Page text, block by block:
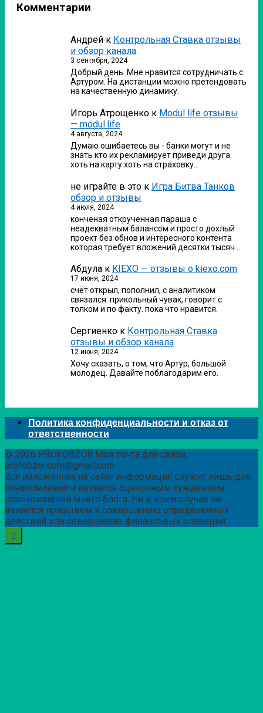
Комментарии
Андрей к Контрольная Ставка отзывы
и обзор канала
3 сентября, 2024
Добрый день. Мне нравится сотрудничать с
Артуром. На дистанции можно претендовать
на качественную динамику.
Игорь Атрощенко к Modul life отзывы
— modul.life
4 августа, 2024
Думаю ошибаетесь вы - банки могут и не
знать кто их рекламирует приведи друга
хоть на карту хоть на страховку…
не играйте в это к Игра Битва Танков
обзор и отзывы
4 июля, 2024
конченая открученная параша с
неадекватным балансом и просто дохлый
проект без обнов и интересного контента
которая требует вложений десятки тысяч…
Абдула к KIEXO — отзывы о kiexo.com
17 июня, 2024
счёт открыл, пополнил, с аналитиком
связался. прикольный чувак, говорит с
толком и по факту. пока что нравится.
Сергиенко к Контрольная Ставка
отзывы и обзор канала
12 июня, 2024
Хочу сказать, о том, что Артур, большой
молодец. Давайте поблагодарим его.
Политика конфиденциальности и отказ от
ответственности
© 2026 PROFOBZOR Моя почта для связи:
profobzor.com@gmail.com
Вся изложенная на сайте информация служит лишь для
ознакомления и является оценочным суждением
пользователей моего блога. Ни в коем случае не
является призывом к совершению определенных
действий или совершение финансовых операций.